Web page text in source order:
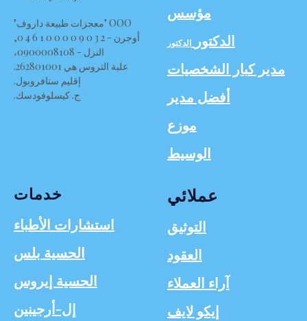
OOO "معجزات طبيعة داروف"
أوجرن - 2 3 0 9 0 0 0 0 1 6 4 0,
النزل - 0900008108،
علبة التروس هي 262801001.
إقليم ستافروبول.
ج. كيسلوفودسك.
مؤسس
الدكتور
الدكتور
مدير كبار الشخصيات
أفضل مدير
موزع
الوسيط
خدمات
استشارات الأطباء
الحسية بلس
الحسية إيروس
إل-أرجينين
عملائي
التوثيق
العقود
آراء العملاء
إيكو لايف